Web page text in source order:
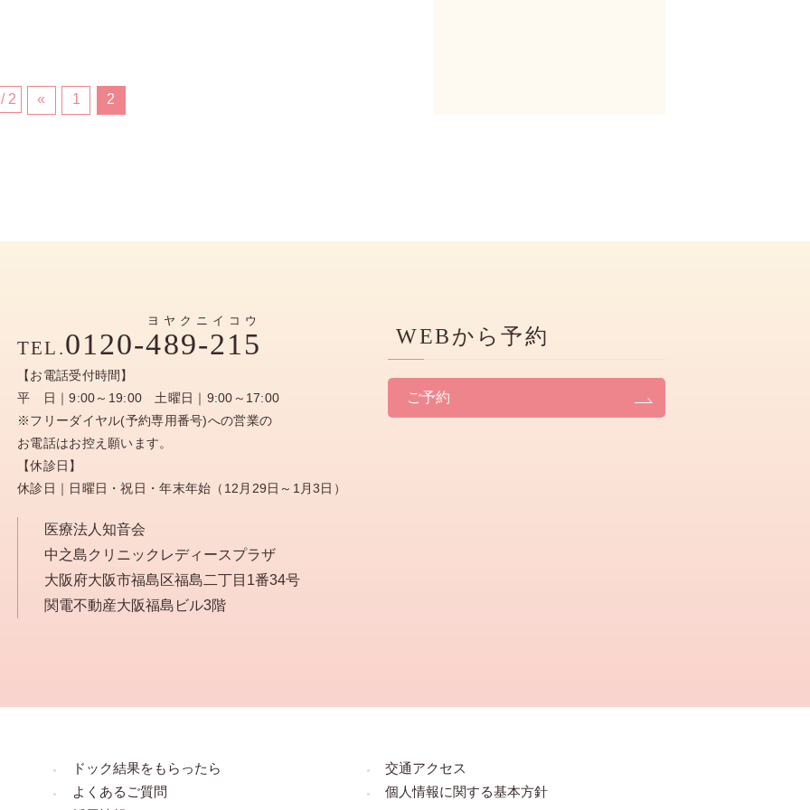
2 « 1 2
TEL.0120-489-215
ヨヤクニイコウ
【お電話受付時間】
平 日｜9:00～19:00 土曜日｜9:00～17:00
※フリーダイヤル(予約専用番号)への営業の
お電話はお控え願います。
【休診日】
休診日｜日曜日・祝日・年末年始（12月29日～1月3日）
医療法人知音会
中之島クリニックレディースプラザ
大阪府大阪市福島区福島二丁目1番34号
関電不動産大阪福島ビル3階
WEBから予約
ご予約
ドック結果をもらったら
よくあるご質問
交通アクセス
個人情報に関する基本方針